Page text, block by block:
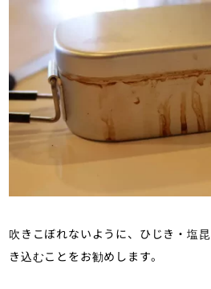
吹きこぼれないように、ひじき・塩
き込むことをお勧めします。